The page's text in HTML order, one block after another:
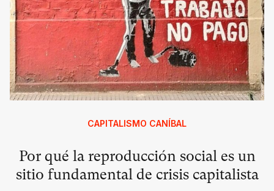
CAPITALISMO CANÍBAL
Por qué la reproducción social es un
sitio fundamental de crisis capitalista